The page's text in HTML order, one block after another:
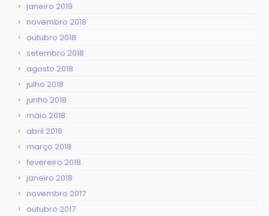
janeiro 2019
novembro 2018
outubro 2018
setembro 2018
agosto 2018
julho 2018
junho 2018
maio 2018
abril 2018
março 2018
fevereiro 2018
janeiro 2018
novembro 2017
outubro 2017